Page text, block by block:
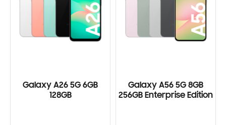
Galaxy A26 5G 6GB
128GB
Galaxy A56 5G 8GB
256GB Enterprise Edition